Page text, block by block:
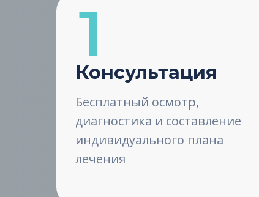
Консультация
Бесплатный осмотр,
диагностика и составление
индивидуального плана
лечения